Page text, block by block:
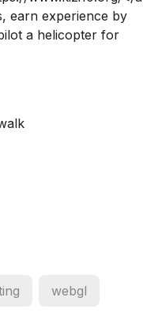
earn experience by
a helicopter for
webgl